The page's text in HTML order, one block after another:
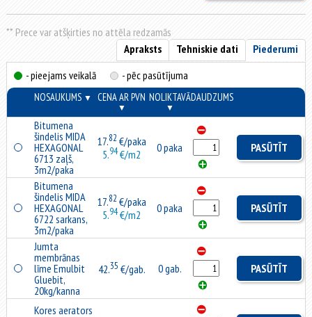
** Prece var atšķirties no attēla redzamās
Piederumi
Tehniskie dati
Apraksts
- pieejams veikalā
- pēc pasūtījuma
NOSAUKUMS ▼ CENA AR PVN
▼
NOLIKTAVĀ
▼
DAUDZUMS
Bitumena
šindelis MIDA
HEXAGONAL
6713 zaļš,
3m2/paka
17.82€/paka
5.94€/m2
0 paka PASŪTĪT
Bitumena
šindelis MIDA
HEXAGONAL
6722 sarkans,
3m2/paka
17.82€/paka
5.94€/m2
0 paka PASŪTĪT
Jumta
membrānas
līme Emulbit
Gluebit,
20kg/kanna
42.35 €/gab. 0 gab. PASŪTĪT
Kores aerators